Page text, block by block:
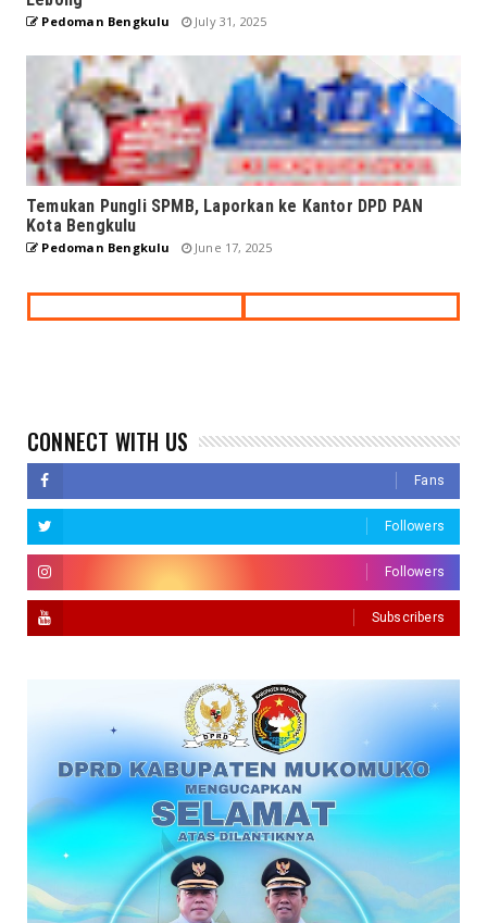
Pedoman Bengkulu July 31, 2025
Temukan Pungli SPMB, Laporkan ke Kantor DPD PAN
Kota Bengkulu
Pedoman Bengkulu June 17, 2025
CONNECT WITH US
Fans
Followers
Followers
Subscribers